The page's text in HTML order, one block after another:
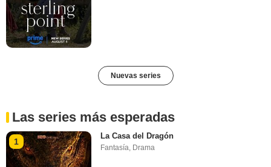
Nuevas series
Las series más esperadas
1
La Casa del Dragón
Fantasía, Drama